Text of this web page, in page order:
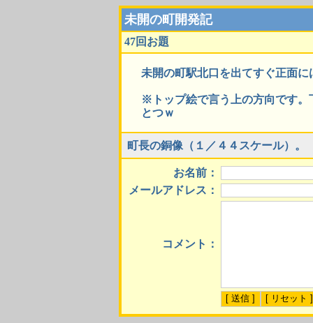
未開の町開発記
47回お題
未開の町駅北口を出てすぐ正面に
※トップ絵で言う上の方向です。
とつｗ
町長の銅像（１／４４スケール）。
お名前：
メールアドレス：
コメント：